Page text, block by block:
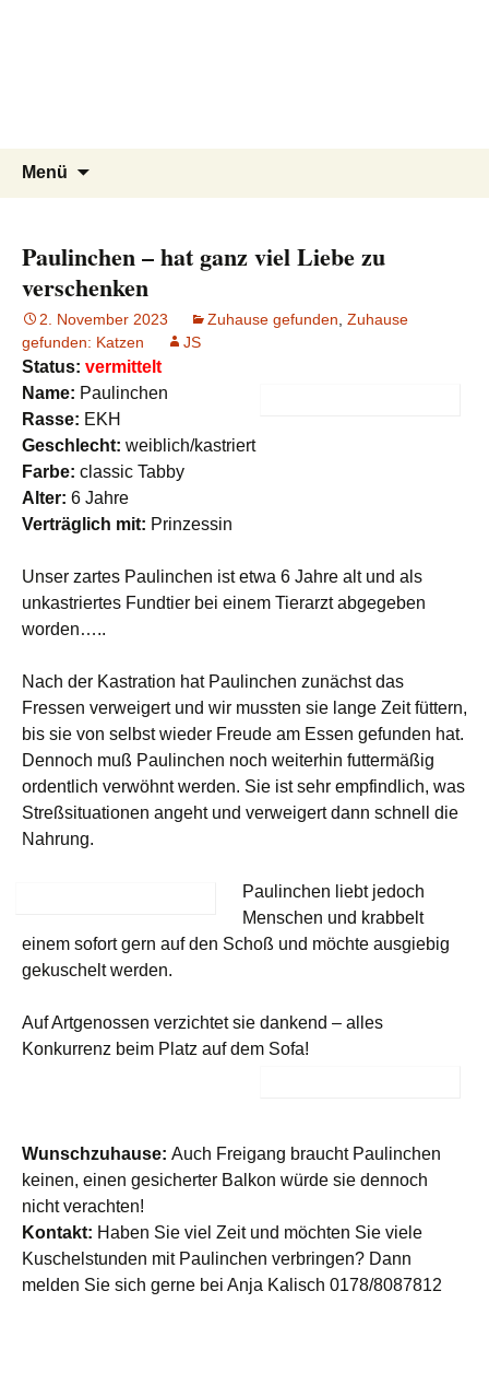
Tier Natur und Artenschutz
Siebengebirge e.V.
Tierschutzverein seit 1985 im
Siebengebirge – Orscheider
Menü
Paulinchen – hat ganz viel Liebe zu
verschenken
2. November 2023 Zuhause gefunden Zuhause
gefunden: Katzen
JS
Status: vermittelt
Name: Paulinchen
Rasse: EKH
Geschlecht: weiblich/kastriert
Farbe: classic Tabby
Alter: 6 Jahre
Verträglich mit: Prinzessin
Unser zartes Paulinchen ist etwa 6 Jahre alt und als
unkastriertes Fundtier bei einem Tierarzt abgegeben
worden…..
Nach der Kastration hat Paulinchen zunächst das
Fressen verweigert und wir mussten sie lange Zeit füttern,
bis sie von selbst wieder Freude am Essen gefunden hat.
Dennoch muß Paulinchen noch weiterhin futtermäßig
ordentlich verwöhnt werden. Sie ist sehr empfindlich, was
Streßsituationen angeht und verweigert dann schnell die
Nahrung.
Paulinchen liebt jedoch
Menschen und krabbelt
einem sofort gern auf den Schoß und möchte ausgiebig
gekuschelt werden.
Auf Artgenossen verzichtet sie dankend – alles
Konkurrenz beim Platz auf dem Sofa!
Wunschzuhause: Auch Freigang braucht Paulinchen
keinen, einen gesicherter Balkon würde sie dennoch
nicht verachten!
Kontakt: Haben Sie viel Zeit und möchten Sie viele
Kuschelstunden mit Paulinchen verbringen? Dann
melden Sie sich gerne bei Anja Kalisch 0178/8087812